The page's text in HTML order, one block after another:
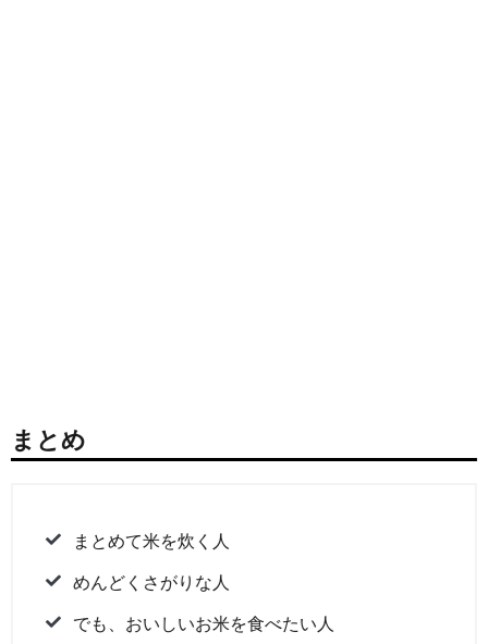
まとめ
まとめて米を炊く人
めんどくさがりな人
でも、おいしいお米を食べたい人